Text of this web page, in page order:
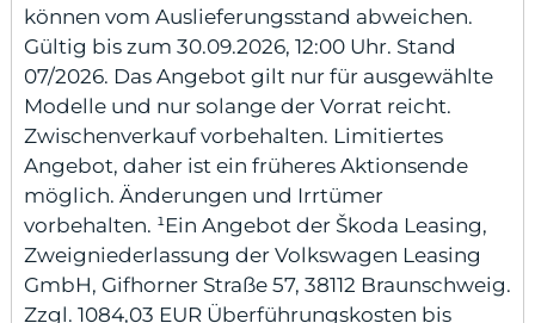
können vom Auslieferungsstand abweichen.
Gültig bis zum 30.09.2026, 12:00 Uhr. Stand
07/2026. Das Angebot gilt nur für ausgewählte
Modelle und nur solange der Vorrat reicht.
Zwischenverkauf vorbehalten. Limitiertes
Angebot, daher ist ein früheres Aktionsende
möglich. Änderungen und Irrtümer
vorbehalten. ¹Ein Angebot der Škoda Leasing,
Zweigniederlassung der Volkswagen Leasing
GmbH, Gifhorner Straße 57, 38112 Braunschweig.
Zzgl. 1084,03 EUR Überführungskosten bis